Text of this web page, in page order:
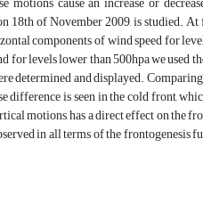
of November 2009, is studied.
components of wind speed for
for levels lower than 500hpa we
determined and displayed.
is seen in the cold front,
motions, has a direct effect on the
in all terms of the